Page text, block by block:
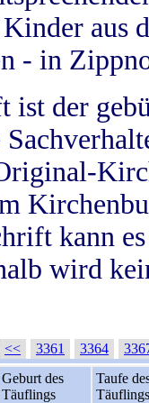
aus
- in
ist der
kann
wird
<< 3361 3364
Geburt des
Täuflings
Taufe
Täuflings